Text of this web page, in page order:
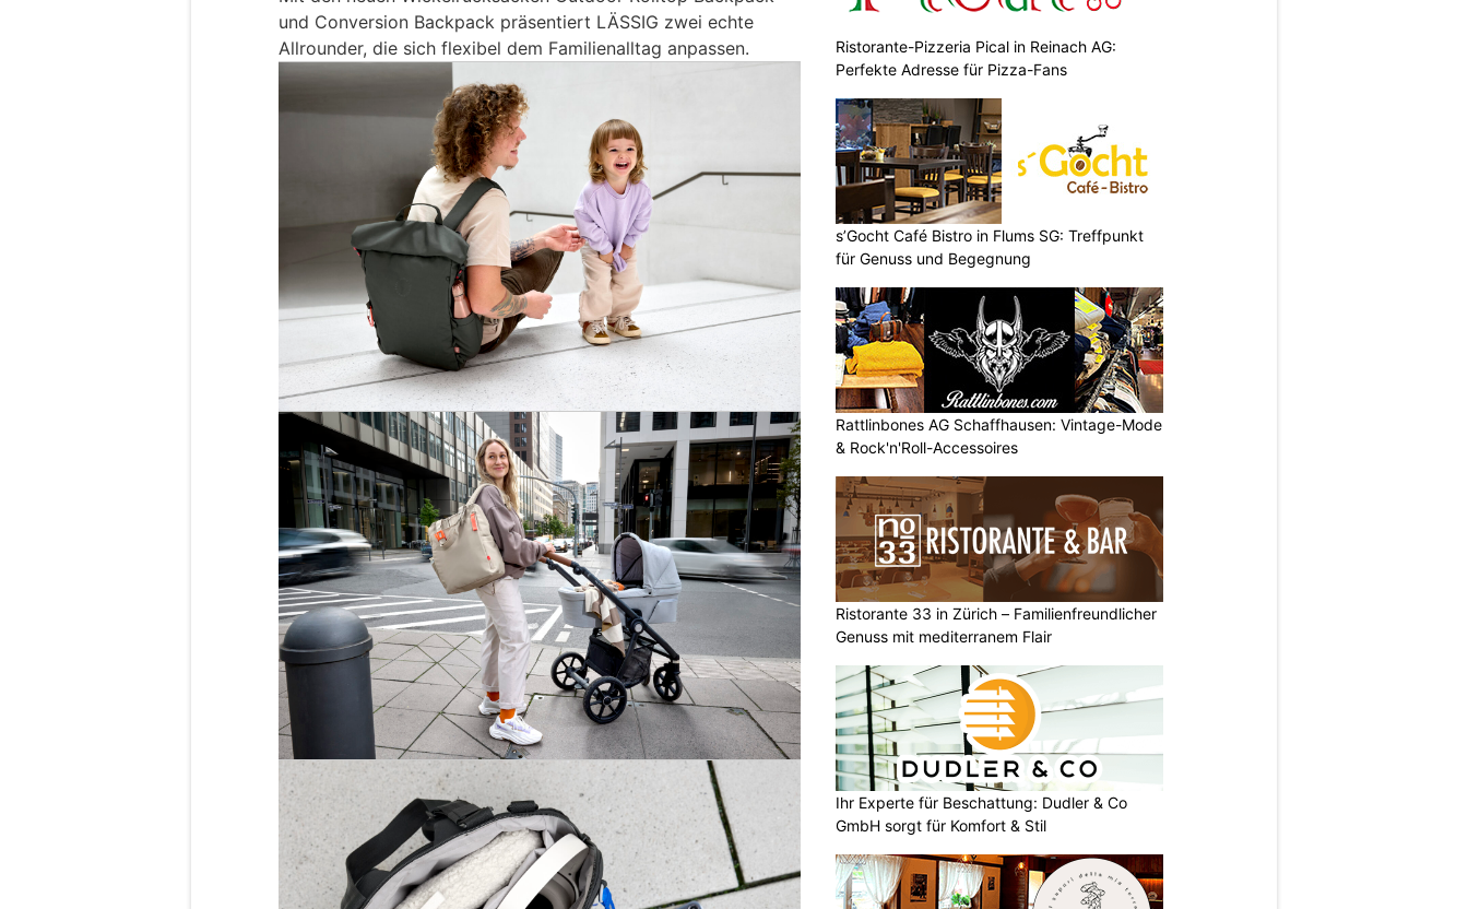
und Conversion Backpack präsentiert LÄSSIG zwei echte
Allrounder, die sich flexibel dem Familienalltag anpassen.
Ristorante-Pizzeria Pical in Reinach AG:
Perfekte Adresse für Pizza-Fans
s’Gocht Café Bistro in Flums SG: Treffpunkt
für Genuss und Begegnung
Rattlinbones AG Schaffhausen: Vintage-Mode
& Rock'n'Roll-Accessoires
Ristorante 33 in Zürich – Familienfreundlicher
Genuss mit mediterranem Flair
Ihr Experte für Beschattung: Dudler & Co
GmbH sorgt für Komfort & Stil